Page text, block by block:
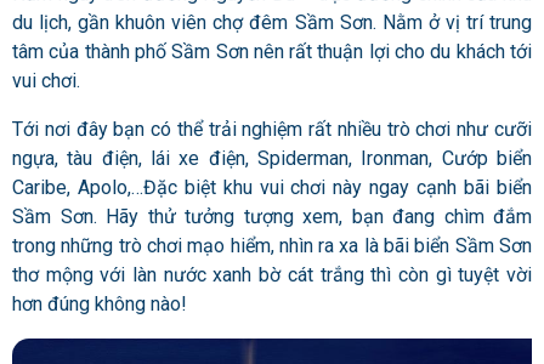
du lịch, gần khuôn viên chợ đêm Sầm Sơn. Nằm ở vị trí trung
tâm của thành phố Sầm Sơn nên rất thuận lợi cho du khách tới
vui chơi.
Tới nơi đây bạn có thể trải nghiệm rất nhiều trò chơi như cưỡi
ngựa, tàu điện, lái xe điện, Spiderman, Ironman, Cướp biển
Caribe, Apolo,…Đặc biệt khu vui chơi này ngay cạnh bãi biển
Sầm Sơn. Hãy thử tưởng tượng xem, bạn đang chìm đắm
trong những trò chơi mạo hiểm, nhìn ra xa là bãi biển Sầm Sơn
thơ mộng với làn nước xanh bờ cát trắng thì còn gì tuyệt vời
hơn đúng không nào!